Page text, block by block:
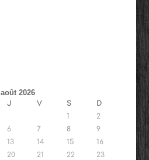
août 2026
J V S
D
1
2
6 7 8
9
13 14 15
16
20 21 22
23